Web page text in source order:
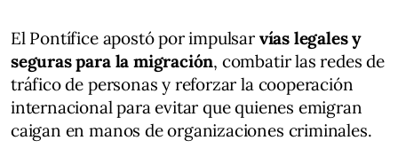
El Pontífice apostó por impulsar vías legales y
seguras para la migración, combatir las redes de
tráfico de personas y reforzar la cooperación
internacional para evitar que quienes emigran
caigan en manos de organizaciones criminales.